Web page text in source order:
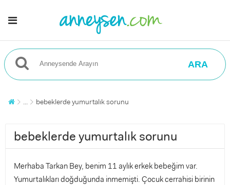
ARA
... bebeklerde yumurtalık sorunu
bebeklerde yumurtalık sorunu
Merhaba Tarkan Bey, benim 11 aylık erkek bebeğim var.
Yumurtalıkları doğduğunda inmemişti. Çocuk cerrahisi birinin